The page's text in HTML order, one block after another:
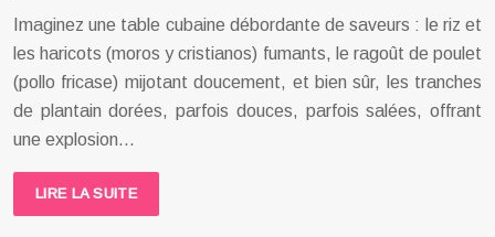
Imaginez une table cubaine débordante de saveurs : le riz et
les haricots (moros y cristianos) fumants, le ragoût de poulet
(pollo fricase) mijotant doucement, et bien sûr, les tranches
de plantain dorées, parfois douces, parfois salées, offrant
une explosion…
LIRE LA SUITE